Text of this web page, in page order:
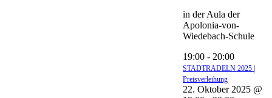
in der Aula der
Apolonia-von-
Wiedebach-Schule
19:00 - 20:00
STADTRADELN 2025 |
Preisverleihung
22. Oktober 2025 @